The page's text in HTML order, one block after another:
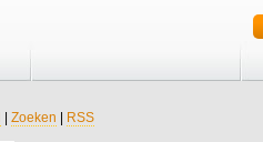
Zoeken RSS